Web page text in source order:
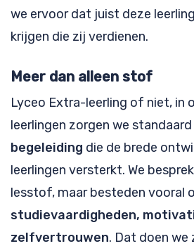
we ervoor dat juist deze
krijgen die zij verdienen.
Meer dan alleen stof
Lyceo Extra-leerling of niet, in
leerlingen zorgen we
begeleiding die de brede
leerlingen versterkt. We
lesstof, maar besteden vooral
studievaardigheden,
zelfvertrouwen. Dat doen